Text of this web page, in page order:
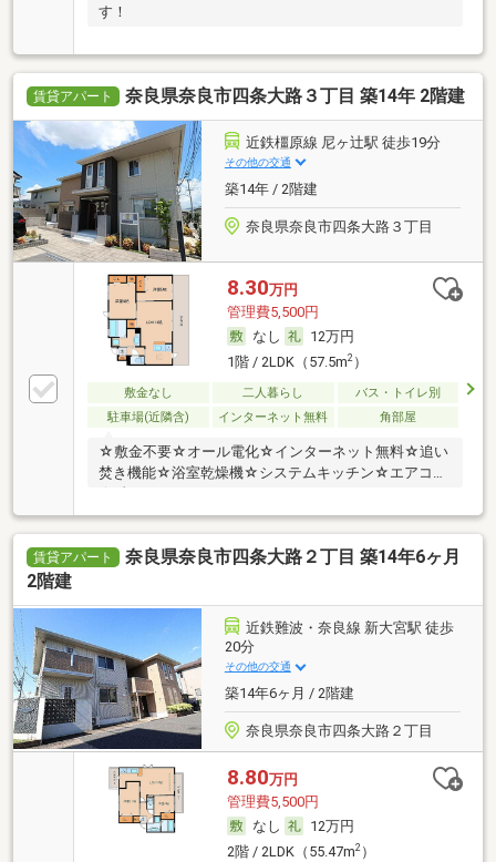
す！
賃貸アパート 奈良県奈良市四条大路３丁目 築14年 2階建
近鉄橿原線 尼ヶ辻駅 徒歩19分
その他の交通
築14年 / 2階建
奈良県奈良市四条大路３丁目
8.30万円
管理費5,500円
なし
12万円
1階 / 2LDK（57.5m2）
敷金なし 二人暮らし
バス・トイレ別
駐車場(近隣含)
インターネット無料 角部屋
☆敷金不要☆オール電化☆インターネット無料☆追い
焚き機能☆浴室乾燥機☆システムキッチン☆エアコン
賃貸アパート
奈良県奈良市四条大路２丁目 築14年6ヶ月
2階建
近鉄難波・奈良線 新大宮駅 徒歩
20分
その他の交通
築14年6ヶ月 / 2階建
奈良県奈良市四条大路２丁目
8.80万円
管理費5,500円
なし
12万円
2階 / 2LDK（55.47m2）